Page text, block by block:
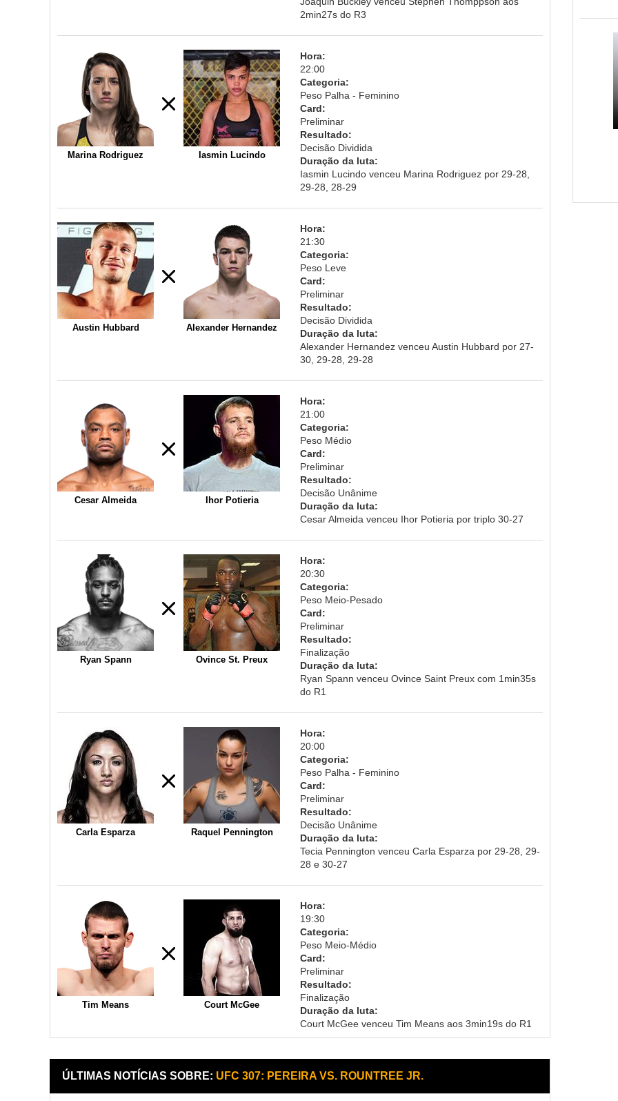
2min27s do R3
Marina Rodriguez Iasmin Lucindo
Hora:
22:00
Categoria:
Peso Palha - Feminino
Card:
Preliminar
Resultado:
Decisão Dividida
Duração da luta:
Iasmin Lucindo venceu Marina Rodriguez por 29-28,
29-28, 28-29
Austin Hubbard Alexander Hernandez
Hora:
21:30
Categoria:
Peso Leve
Card:
Preliminar
Resultado:
Decisão Dividida
Duração da luta:
Alexander Hernandez venceu Austin Hubbard por 27-
30, 29-28, 29-28
Cesar Almeida Ihor Potieria
Hora:
21:00
Categoria:
Peso Médio
Card:
Preliminar
Resultado:
Decisão Unânime
Duração da luta:
Cesar Almeida venceu Ihor Potieria por triplo 30-27
Ryan Spann Ovince St. Preux
Hora:
20:30
Categoria:
Peso Meio-Pesado
Card:
Preliminar
Resultado:
Finalização
Duração da luta:
Ryan Spann venceu Ovince Saint Preux com 1min35s
do R1
Carla Esparza Raquel Pennington
Hora:
20:00
Categoria:
Peso Palha - Feminino
Card:
Preliminar
Resultado:
Decisão Unânime
Duração da luta:
Tecia Pennington venceu Carla Esparza por 29-28, 29-
28 e 30-27
Tim Means Court McGee
Hora:
19:30
Categoria:
Peso Meio-Médio
Card:
Preliminar
Resultado:
Finalização
Duração da luta:
Court McGee venceu Tim Means aos 3min19s do R1
ÚLTIMAS NOTÍCIAS SOBRE: UFC 307: PEREIRA VS. ROUNTREE JR.